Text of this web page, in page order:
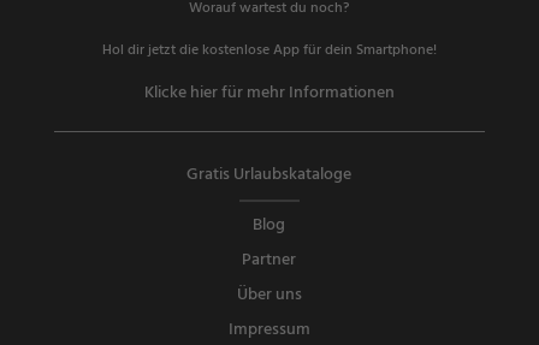
Worauf wartest du noch?
Hol dir jetzt die kostenlose App für dein Smartphone!
Klicke hier für mehr Informationen
Gratis Urlaubskataloge
Blog
Partner
Über uns
Impressum